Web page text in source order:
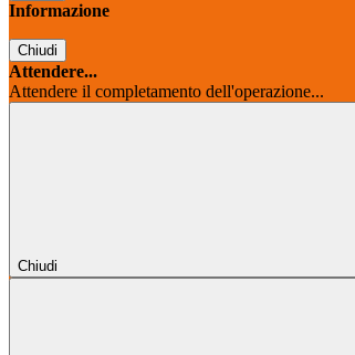
Informazione
Chiudi
Attendere...
Attendere il completamento dell'operazione...
Chiudi